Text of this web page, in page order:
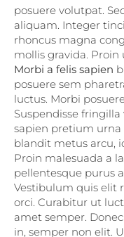
posuere volutpat.
aliquam. Integer
rhoncus magna
mollis gravida.
Morbi a felis sapien
posuere sem
luctus. Morbi
Suspendisse
sapien pretium
blandit metus arcu,
Proin malesuada a
pellentesque purus
Vestibulum quis elit
orci. Curabitur ut
amet semper.
in, semper non elit.